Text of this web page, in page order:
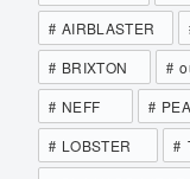
AIRBLASTER
BRIXTON
NEFF
LOBSTER